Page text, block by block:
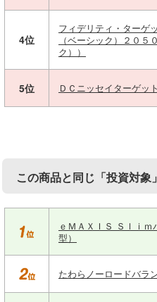
4位
フィデリティ・ターゲ
（ベーシック）２０５
ク））
5位 ＤＣニッセイターゲッ
この商品と同じ「投資対
ｅＭＡＸＩＳ Ｓｌｉ
型）
たわらノーロードバラ